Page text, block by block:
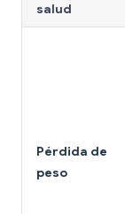
salud
Pérdida de
peso